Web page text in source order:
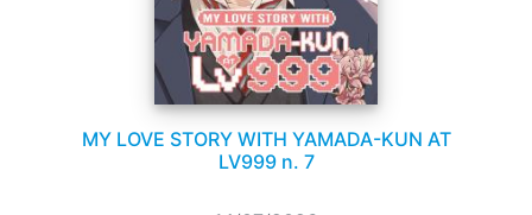
MY LOVE STORY WITH YAMADA-KUN AT
LV999 n. 7